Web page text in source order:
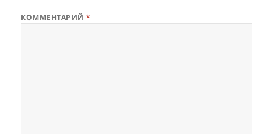
КОММЕНТАРИЙ*